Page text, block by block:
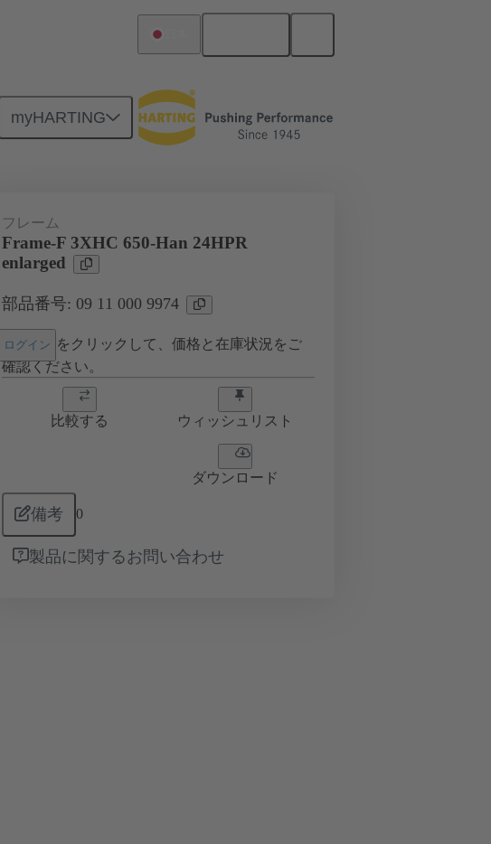
myHARTING
フレーム 09 11 000 9974
フレーム
Frame-F 3XHC 650-Han 24HPR
enlarged
部品番号: 09 11 000 9974
ログイン をクリックして、価格と在庫状況をご
確認ください。
比較する ウィッシュリスト
ダウンロード
備考 0
製品に関するお問い合わせ